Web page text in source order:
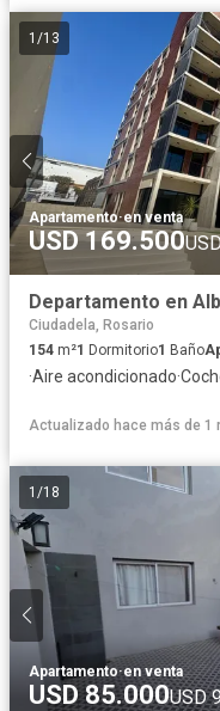
1 /13
Apartamento·en venta
USD 169.500
Departamento en
Ciudadela, Rosario
154 m²1 Dormitorio1 Baño
·Aire acondicionado·
Actualizado hace más de 1
1 /18
Apartamento·en venta
USD 85.000USD